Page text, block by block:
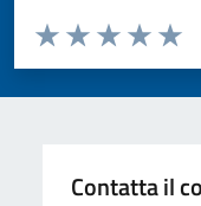
Valuta da 1 a 5 stelle la
Valuta 4
Valuta 3
Valuta 2 stelle
Valuta 1 stelle su 5
Contatta il